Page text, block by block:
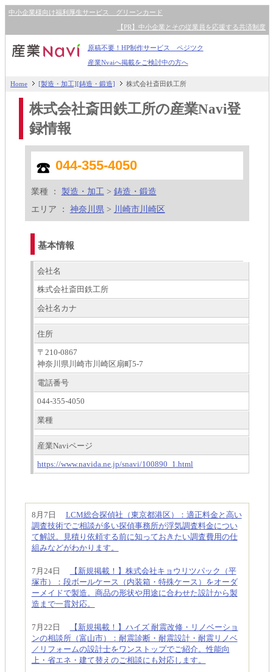
中小企業様向け福利厚生サービス グリーンカード
【PR】中小企業とその従業員を応援する共済制度
原稿不要！HP制作サービス ペジツク
産業Nvaiへ掲載をご検討中の方へ
Home [製造・加工][鋳造・鍛造] 株式会社斎田鉄工所
株式会社斎田鉄工所の産業Navi登
録情報
044-355-4050
業種 ： 製造・加工 > 鋳造・鍛造
エリア ： 神奈川県 > 川崎市川崎区
基本情報
会社名
株式会社斎田鉄工所
会社名カナ
住所
〒210-0867
神奈川県川崎市川崎区扇町5-7
電話番号
044-355-4050
業種
産業Naviページ
https://www.navida.ne.jp/snavi/100890_1.html
8月7日 LCM総合探偵社（東京都港区）：適正料金と高い
調査技術でご相談が多い探偵事務所が浮気調査料金につい
て解説。見積り依頼する前に知っておきたい調査費用の仕
組みなどがわかります。
7月24日
【新規掲載！】株式会社キョウリツパック（平
塚市）：段ボールケース（内装箱・特殊ケース）をオーダ
ーメイドで製造。商品の形状や用途に合わせた設計から製
造まで一貫対応。
7月22日
【新規掲載！】ハイズ 耐震改修・リノベーショ
ンの相談所（富山市）：耐震診断・耐震設計・耐震リノベ
／リフォームの設計士をワンストップでご紹介。性能向
上・省エネ・建て替えのご相談にも対応します。